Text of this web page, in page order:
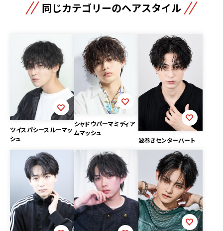
同じカテゴリーのヘアスタイル
ツイスパシースルーマッ
シュ
シャドウパーマミディア
ムマッシュ
波巻きセンターパート